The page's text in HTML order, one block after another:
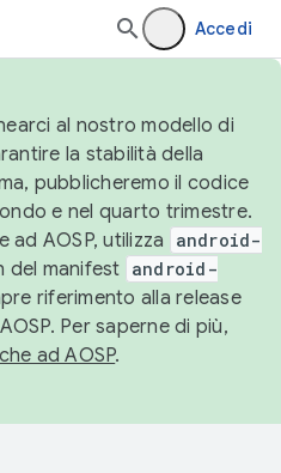
Accedi
al nostro modello di
la stabilità della
pubblicheremo il codice
e nel quarto trimestre.
ad AOSP, utilizza
android-
del manifest android-
riferimento alla release
Per saperne di più,
ad AOSP.